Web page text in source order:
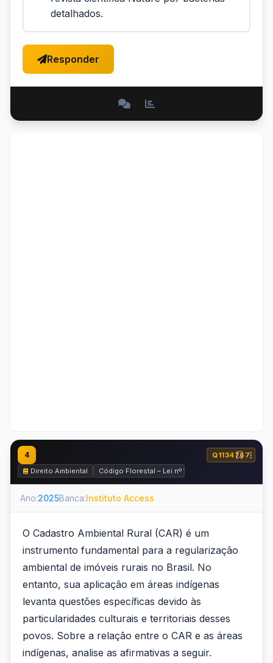
detalhados.
Responder
4
Q1134767
Direito Ambiental
Código Florestal – Lei nº 12.651 de 2012
Ano:2025Banca:Instituto Access
O Cadastro Ambiental Rural (CAR) é um
instrumento fundamental para a regularização
ambiental de imóveis rurais no Brasil. No
entanto, sua aplicação em áreas indígenas
levanta questões específicas devido às
particularidades culturais e territoriais desses
povos. Sobre a relação entre o CAR e as áreas
indígenas, analise as afirmativas a seguir.